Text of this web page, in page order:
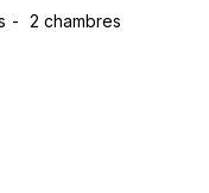
2 chambres